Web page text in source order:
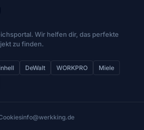
Wir helfen dir, das perfekte
zu finden.
DeWalt WORKPRO
Miele
info@werkking.de